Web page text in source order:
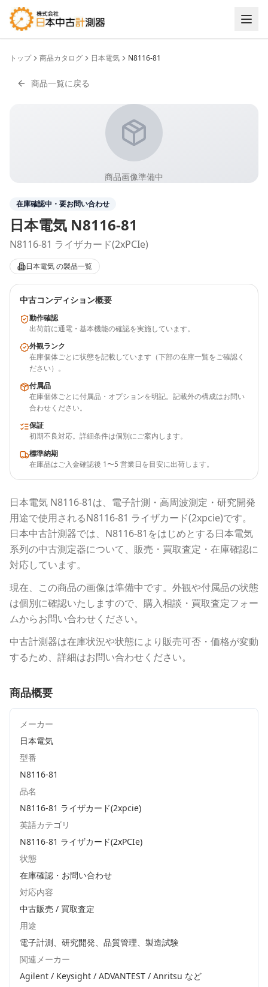
トップ 商品カタログ 日本電気 N8116-81
商品一覧に戻る
商品画像準備中
在庫確認中・要お問い合わせ
日本電気 N8116-81
N8116-81 ライザカード(2xPCIe)
日本電気の製品一覧
中古コンディション概要
動作確認
出荷前に通電・基本機能の確認を実施しています。
外観ランク
在庫個体ごとに状態を記載しています（下部の在庫一覧をご確認く
ださい）。
付属品
在庫個体ごとに付属品・オプションを明記。記載外の構成はお問い
合わせください。
保証
初期不良対応。詳細条件は個別にご案内します。
標準納期
在庫品はご入金確認後 1〜5 営業日を目安に出荷します。
日本電気 N8116-81は、電子計測・高周波測定・研究開発
用途で使用されるN8116-81 ライザカード(2xpcie)です。
日本中古計測器では、 N8116-81 をはじめとする日本電気
系列の中古測定器について、販売・買取査定・在庫確認に
対応しています。
現在、この商品の画像は準備中です。外観や付属品の状態
は個別に確認いたしますので、購入相談・買取査定フォー
ムからお問い合わせください。
中古計測器は在庫状況や状態により販売可否・価格が変動
するため、詳細はお問い合わせください。
商品概要
メーカー
日本電気
型番
N8116-81
品名
N8116-81 ライザカード(2xpcie)
英語カテゴリ
N8116-81 ライザカード(2xPCIe)
状態
在庫確認・お問い合わせ
対応内容
中古販売 / 買取査定
用途
電子計測、研究開発、品質管理、製造試験
関連メーカー
Agilent / Keysight / ADVANTEST / Anritsu など